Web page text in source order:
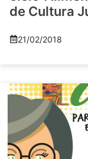
de Cultura
21/02/2018